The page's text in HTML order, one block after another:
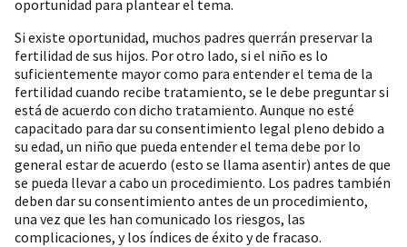
oportunidad para plantear el tema.
Si existe oportunidad, muchos padres querrán preservar la
fertilidad de sus hijos. Por otro lado, si el niño es lo
suficientemente mayor como para entender el tema de la
fertilidad cuando recibe tratamiento, se le debe preguntar si
está de acuerdo con dicho tratamiento. Aunque no esté
capacitado para dar su consentimiento legal pleno debido a
su edad, un niño que pueda entender el tema debe por lo
general estar de acuerdo (esto se llama asentir) antes de que
se pueda llevar a cabo un procedimiento. Los padres también
deben dar su consentimiento antes de un procedimiento,
una vez que les han comunicado los riesgos, las
complicaciones, y los índices de éxito y de fracaso.